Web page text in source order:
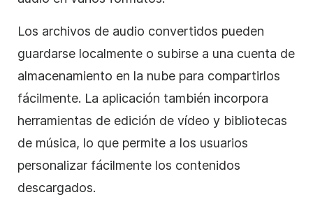
Los archivos de audio convertidos pueden
guardarse localmente o subirse a una cuenta de
almacenamiento en la nube para compartirlos
fácilmente. La aplicación también incorpora
herramientas de edición de vídeo y bibliotecas
de música, lo que permite a los usuarios
personalizar fácilmente los contenidos
descargados.